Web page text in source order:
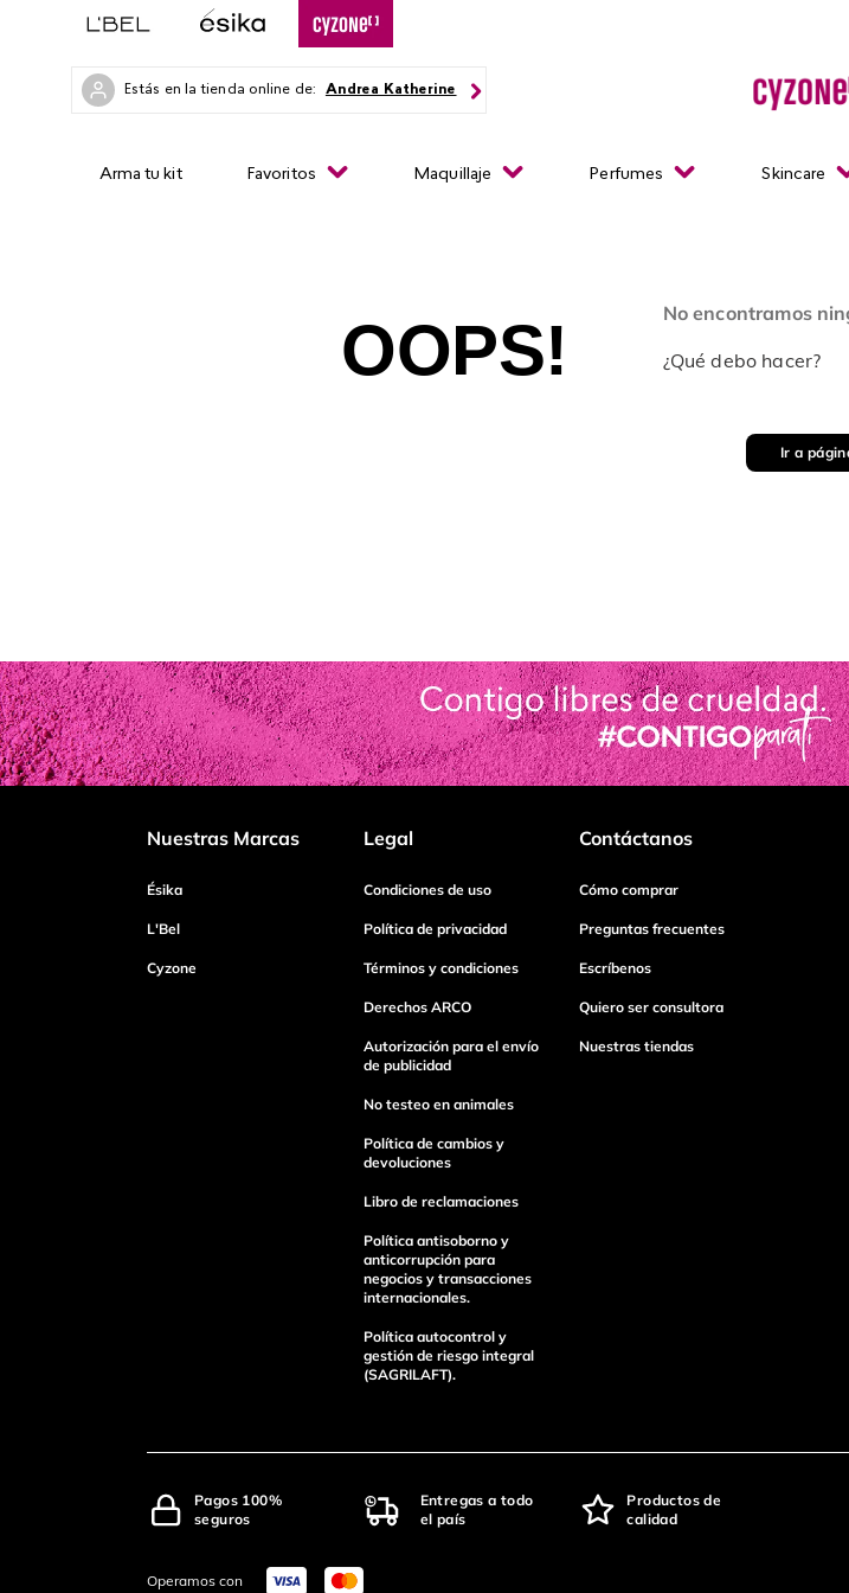
Estás en la tienda online de: Andrea Katherine
Arma tu kit Favoritos Maquillaje Perfumes Skincare
OOPS! No encontramos
¿Qué debo hacer?
Ir a
Nuestras Marcas
Ésika
L'Bel
Cyzone
Legal
Condiciones de uso
Política de privacidad
Términos y condiciones
Derechos ARCO
Autorización para el envío
de publicidad
No testeo en animales
Política de cambios y
devoluciones
Libro de reclamaciones
Política antisoborno y
anticorrupción para
negocios y transacciones
internacionales.
Política autocontrol y
gestión de riesgo integral
(SAGRILAFT).
Contáctanos
Cómo comprar
Preguntas frecuentes
Escríbenos
Quiero ser consultora
Nuestras tiendas
Pagos 100%
seguros
Entregas a todo
el país
Productos de
calidad
Operamos con